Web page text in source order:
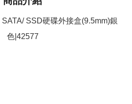
SSD硬碟外接盒(9.5mm)銀
色|42577